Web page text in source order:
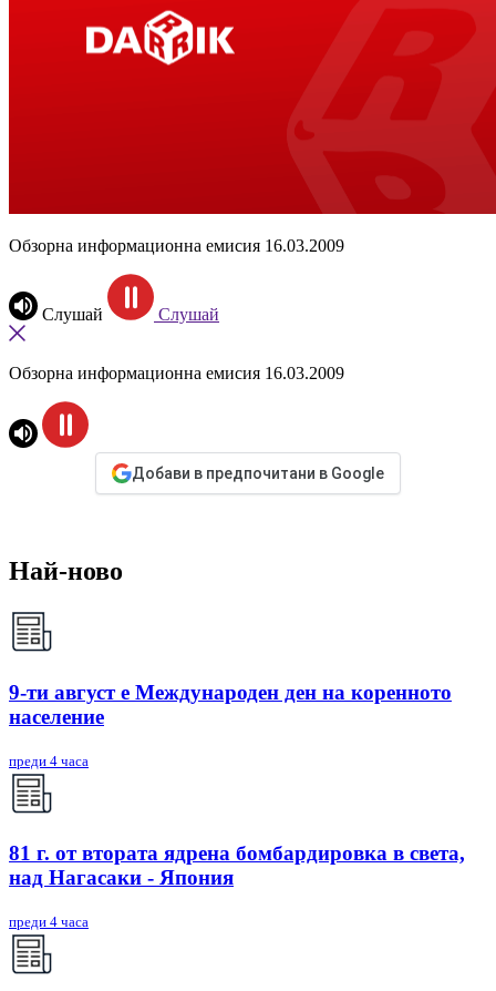
Обзорна информационна емисия 16.03.2009
Слушай Слушай
Обзорна информационна емисия 16.03.2009
Добави в предпочитани в Google
Най-ново
9-ти август е Международен ден на коренното
население
преди 4 часа
81 г. от втората ядрена бомбардировка в света,
над Нагасаки - Япония
преди 4 часа